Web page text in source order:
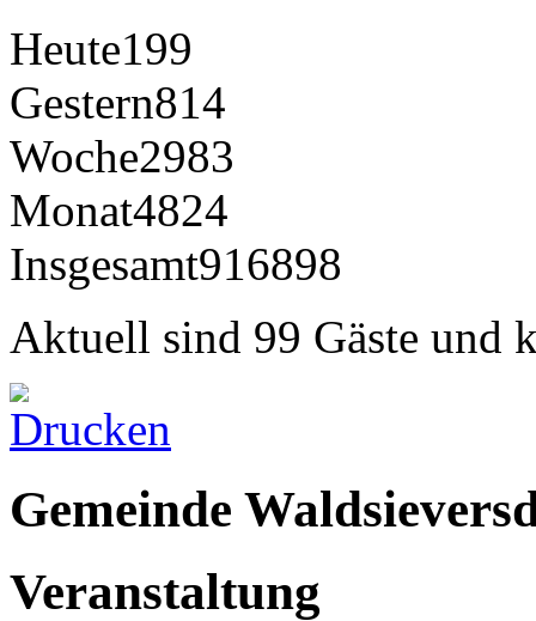
Heute199
Gestern814
Woche2983
Monat4824
Insgesamt916898
Aktuell sind 99 Gäste und
Gemeinde
Veranstaltung